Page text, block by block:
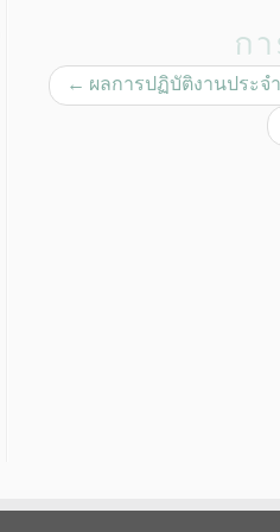
ก
← ผลการปฏิบัติงานประจ